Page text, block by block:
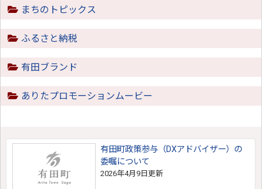
まちのトピックス
ふるさと納税
有田ブランド
ありたプロモーションムービー
有田町政策参与（DXアドバイザー）の
委嘱について
2026年4月9日更新